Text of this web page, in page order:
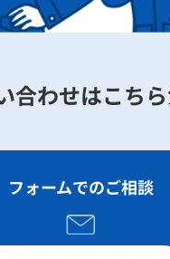
合わせはこち
フォームでのご相談